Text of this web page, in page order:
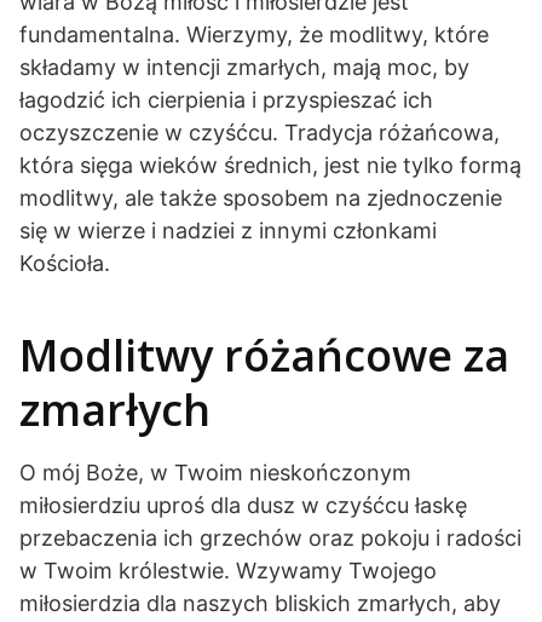
fundamentalna. Wierzymy, że modlitwy, które
składamy w intencji zmarłych, mają moc, by
łagodzić ich cierpienia i przyspieszać ich
oczyszczenie w czyśćcu. Tradycja różańcowa,
która sięga wieków średnich, jest nie tylko formą
modlitwy, ale także sposobem na zjednoczenie
się w wierze i nadziei z innymi członkami
Kościoła.
Modlitwy różańcowe za
zmarłych
O mój Boże, w Twoim nieskończonym
miłosierdziu uproś dla dusz w czyśćcu łaskę
przebaczenia ich grzechów oraz pokoju i radości
w Twoim królestwie. Wzywamy Twojego
miłosierdzia dla naszych bliskich zmarłych, aby